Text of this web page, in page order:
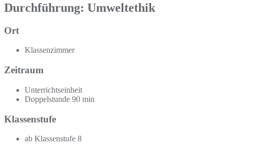
Durchführung: Umweltethik
Ort
Klassenzimmer
Zeitraum
Unterrichtseinheit
Doppelstunde 90 min
Klassenstufe
ab Klassenstufe 8